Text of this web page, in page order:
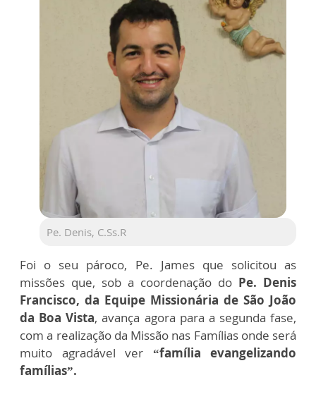
Pe. Denis, C.Ss.R
Foi o seu pároco, Pe. James que solicitou as
missões que, sob a coordenação do Pe. Denis
Francisco, da Equipe Missionária de São João
da Boa Vista, avança agora para a segunda fase,
com a realização da Missão nas Famílias onde será
muito agradável ver “família evangelizando
famílias”.